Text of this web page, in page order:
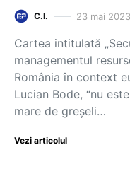
C.I. 23 mai 2023
Cartea intitulată
managementul
România în context
Lucian Bode, “nu
mare de greșeli…
Vezi articolul